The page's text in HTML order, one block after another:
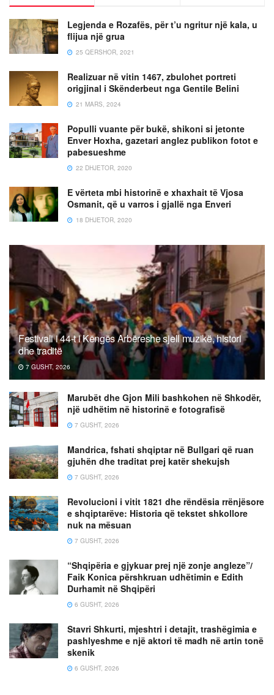
Legjenda e Rozafës, për t’u ngritur një kala, u
flijua një grua
25 QERSHOR, 2021
Realizuar në vitin 1467, zbulohet portreti
origjinal i Skënderbeut nga Gentile Belini
21 MARS, 2024
Populli vuante për bukë, shikoni si jetonte
Enver Hoxha, gazetari anglez publikon fotot e
pabesueshme
22 DHJETOR, 2020
E vërteta mbi historinë e xhaxhait të Vjosa
Osmanit, që u varros i gjallë nga Enveri
18 DHJETOR, 2020
Festivali i 44-t i Këngës Arbëreshe sjell muzikë, histori
dhe traditë
7 GUSHT, 2026
Marubët dhe Gjon Mili bashkohen në Shkodër,
një udhëtim në historinë e fotografisë
7 GUSHT, 2026
Mandrica, fshati shqiptar në Bullgari që ruan
gjuhën dhe traditat prej katër shekujsh
7 GUSHT, 2026
Revolucioni i vitit 1821 dhe rëndësia rrënjësore
e shqiptarëve: Historia që tekstet shkollore
nuk na mësuan
7 GUSHT, 2026
“Shqipëria e gjykuar prej një zonje angleze”/
Faik Konica përshkruan udhëtimin e Edith
Durhamit në Shqipëri
6 GUSHT, 2026
Stavri Shkurti, mjeshtri i detajit, trashëgimia e
pashlyeshme e një aktori të madh në artin tonë
skenik
6 GUSHT, 2026